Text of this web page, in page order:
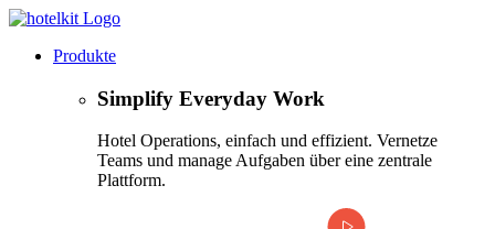
Produkte
Simplify Everyday Work
Hotel Operations, einfach und effizient. Vernetze
Teams und manage Aufgaben über eine zentrale
Plattform.